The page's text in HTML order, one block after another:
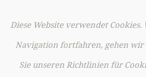
Diese Website verwendet
Navigation fortfahren, gehen wir
Sie unseren Richtlinien für
Skip to main content